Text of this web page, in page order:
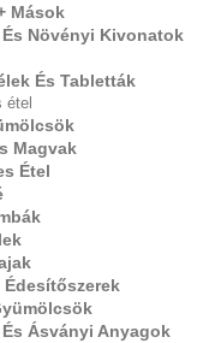
Mások
Növényi Kivonatok
És Tabletták
étel
Magvak
Étel
Édesítőszerek
Ásványi Anyagok